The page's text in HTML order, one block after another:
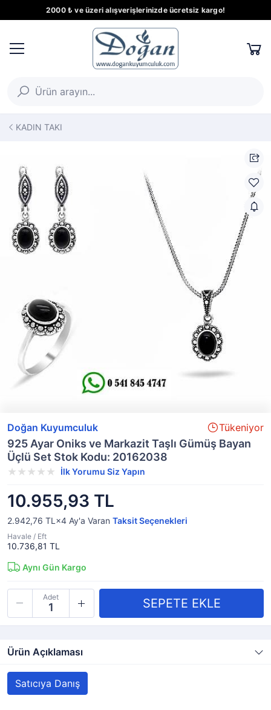
2000 ₺ ve üzeri alışverişlerinizde ücretsiz kargo!
KADIN TAKI
Doğan Kuyumculuk Tükeniyor
925 Ayar Oniks ve Markazit Taşlı Gümüş Bayan
Üçlü Set Stok Kodu: 20162038
İlk Yorumu Siz Yapın
10.955,93 TL
2.942,76 TL×4 Ay'a Varan Taksit Seçenekleri
Havale / Eft
10.736,81 TL
Aynı Gün Kargo
Adet
Ürün Açıklaması
Satıcıya Danış